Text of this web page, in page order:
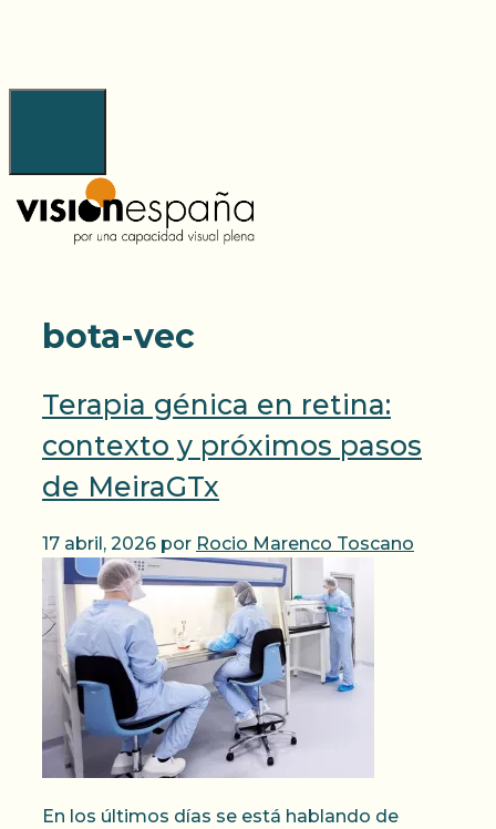
bota-vec
Terapia génica en retina:
contexto y próximos pasos
de MeiraGTx
17 abril, 2026 por Rocio Marenco Toscano
En los últimos días se está hablando de